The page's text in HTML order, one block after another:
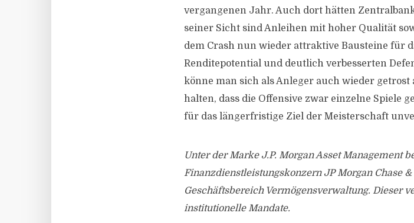
vergangenen Jahr. Auch dort hätten
seiner Sicht sind Anleihen mit hoher Qualität
dem Crash nun wieder attraktive Bausteine für
Renditepotential und deutlich verbesserten
könne man sich als Anleger auch wieder getrost
halten, dass die Offensive zwar einzelne Spiele
für das längerfristige Ziel der Meisterschaft
Unter der Marke J.P. Morgan Asset Management
Finanzdienstleistungskonzern JP Morgan Chase
Geschäftsbereich Vermögensverwaltung. Dieser
institutionelle Mandate.